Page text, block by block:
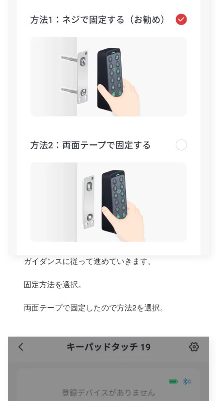
ガイダンスに従って進めていきます。
固定方法を選択。
両面テープで固定したので方法2を選択。